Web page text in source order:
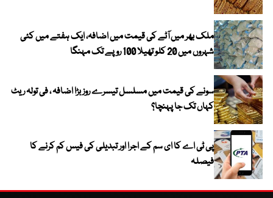
ملک بھر میں آٹے کی قیمت میں اضافہ، ایک ہفتے میں کئی
شہروں میں 20 کلو تھیلا 100 روپے تک مہنگا
سونے کی قیمت میں مسلسل تیسرے روز بڑا اضافہ ، فی تولہ ریٹ
کہاں تک جا پہنچا؟
پی ٹی اے کا ای سم کے اجرا اور تبدیلی کی فیس کم کرنے کا
فیصلہ